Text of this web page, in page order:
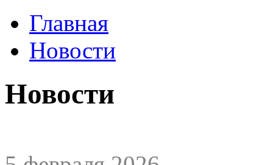
Главная
Новости
Новости